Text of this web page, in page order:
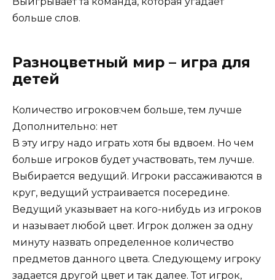
больше слов.
Разноцветный мир – игра для
детей
Количество игроков:чем больше, тем лучше
Дополнительно: нет
В эту игру надо играть хотя бы вдвоем. Но чем
больше игроков будет участвовать, тем лучше.
Выбирается ведущий. Игроки рассаживаются в
круг, ведущий устраивается посередине.
Ведущий указывает на кого-нибудь из игроков
и называет любой цвет. Игрок должен за одну
минуту назвать определенное количество
предметов данного цвета. Следующему игроку
задается другой цвет и так далее. Тот игрок,